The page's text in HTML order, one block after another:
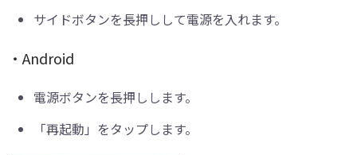
サイドボタンを長押しして電源を入れます。
・Android
電源ボタンを長押しします。
「再起動」をタップします。